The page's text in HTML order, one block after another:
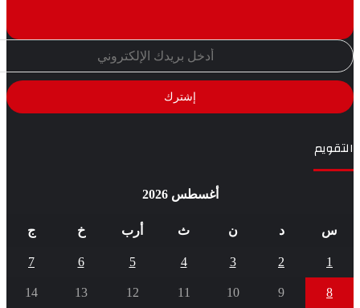
أغسطس 2026
د ن ث أرب خ ج
2
3
4
9
10
11
12
13
14